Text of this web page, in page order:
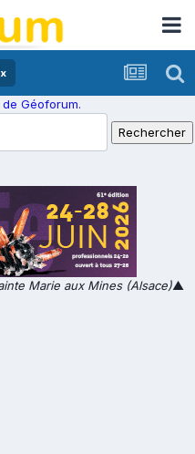
Géoforum.
Marie aux Mines (Alsace)▲